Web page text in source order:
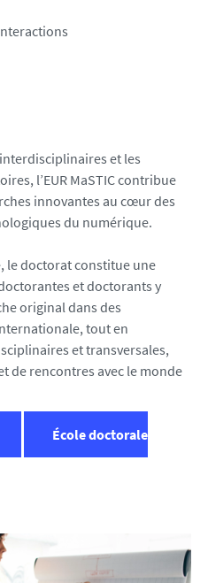
et les
l’EUR MaSTIC contribue
innovantes au cœur des
du numérique.
le doctorat constitue une
et doctorants y
original dans des
tout en
et transversales,
de rencontres avec le monde
École doctorale